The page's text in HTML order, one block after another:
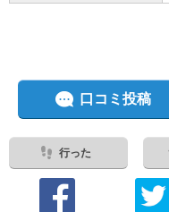
口コミ投稿
行った